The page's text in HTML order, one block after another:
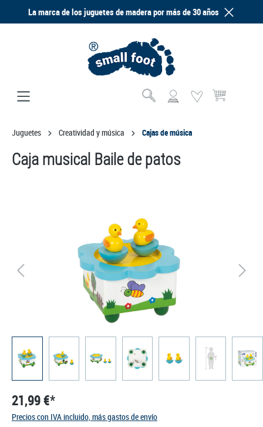
principal
La marca de los juguetes de madera por más de 30 años
El carrito de
Juguetes Creatividad y música Cajas de música
Caja musical Baile de patos
21,99 €*
Precios con IVA incluido, más gastos de envío